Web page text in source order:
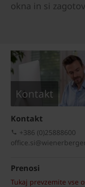
okna in si
Kontakt
Kontakt
+386 (0)25888600
Prenosi
Tukaj prevzemite vse